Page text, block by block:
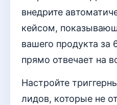
внедрите
кейсом,
вашего продукта за
прямо отвечает на
Настройте
лидов, которые не